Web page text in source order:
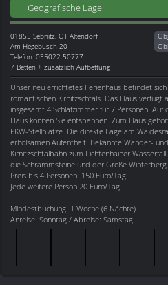
Geografische Lage
01855 Sebnitz, OT Altendorf
Am Hegebusch 20
Telefon: 035022 50777
7 Betten + zusätzlich Aufbettung
Unser neu errichtetes Ferienhaus befindet
romantischen Kirnitzschtals. Das Haus
insgesamt 4 Schlafzimmer für 7 Personen.
Haus können Sie entspannen. Zum Haus
PKW-Stellplätze. Die direkte Lage am
erholsamen Aufenthalt. Bekannte Wander-
Kirnitzschtalbahn zum Lichtenhainer
die Schrammsteine und der Große Winterberg
Preis bis 4 Personen: 150 Euro/Tag
Jede weitere Person 20 Euro/Tag
Mindestbuchung: 1 Woche (6 Nächte)
Anreise: Sonntag / Abreise: Samstag